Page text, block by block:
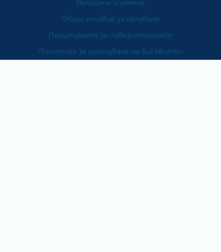
Връщане и замяна
Общи условия за ползване
Политиката за поверителност
Политика за използване на бисквитки